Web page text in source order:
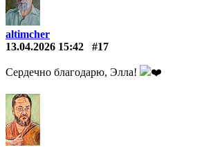
altimcher
13.04.2026 15:42
#17
Сердечно благодарю, Элла! ❤️️